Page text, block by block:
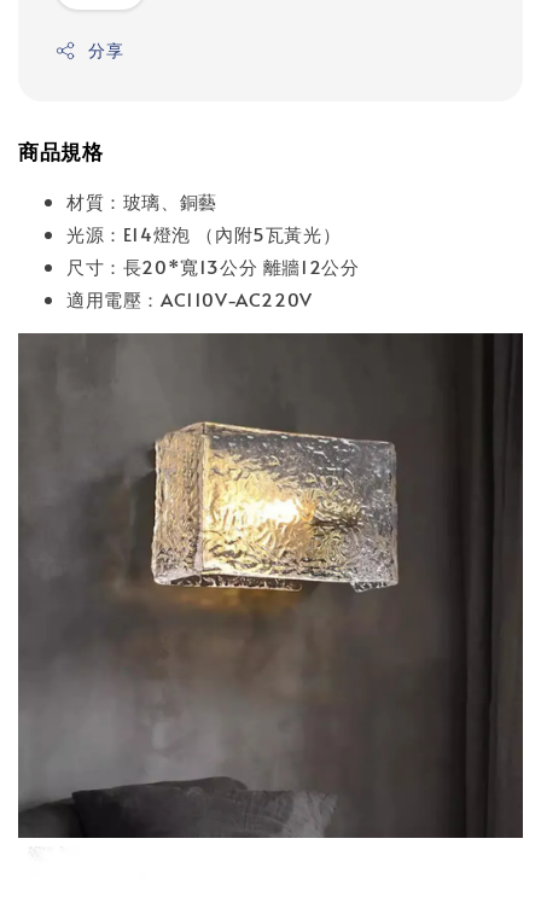
分享
商品規格
材質：玻璃、銅藝
光源：E14燈泡 （內附5瓦黃光）
尺寸：長20*寬13公分 離牆12公分
適用電壓：AC110V-AC220V